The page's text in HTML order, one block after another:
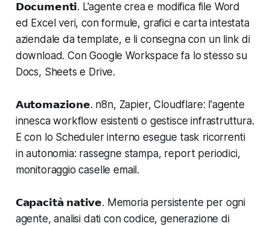
𝗗𝗼𝗰𝘂𝗺𝗲𝗻𝘁𝗶. L'agente crea e modifica file Word
ed Excel veri, con formule, grafici e carta intestata
aziendale da template, e li consegna con un link di
download. Con Google Workspace fa lo stesso su
Docs, Sheets e Drive.
𝗔𝘂𝘁𝗼𝗺𝗮𝘇𝗶𝗼𝗻𝗲. n8n, Zapier, Cloudflare: l'agente
innesca workflow esistenti o gestisce infrastruttura.
E con lo Scheduler interno esegue task ricorrenti
in autonomia: rassegne stampa, report periodici,
monitoraggio caselle email.
𝗖𝗮𝗽𝗮𝗰𝗶𝘁𝗮̀ 𝗻𝗮𝘁𝗶𝘃𝗲. Memoria persistente per ogni
agente, analisi dati con codice, generazione di